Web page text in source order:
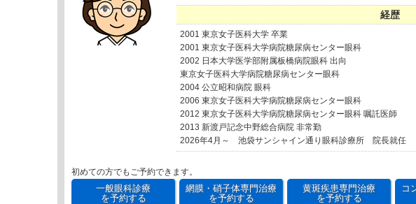
経歴
2001 東京女子医科大学 卒業
2001 東京女子医科大学病院糖尿病センター眼科
2002 日本大学医学部附属板橋病院眼科 出向
東京女子医科大学病院糖尿病センター眼科
2004 公立昭和病院 眼科
2006 東京女子医科大学病院糖尿病センター眼科
2012 東京女子医科大学病院糖尿病センター眼科 嘱託医師
2013 新渡戸記念中野総合病院 非常勤
2026年4月～ 池袋サンシャイン通り眼科診療所 院長就任
初めての方でもご予約できます。
一般眼科診療
を予約する
網膜・硝子体専門治療
を予約する
黄斑疾患専門治療
を予約する
コ